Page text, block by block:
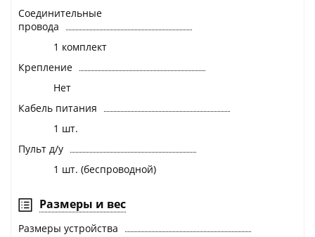
Соединительные
провода
1 комплект
Крепление
Нет
Кабель питания
1 шт.
Пульт д/у
1 шт. (беспроводной)
Размеры и вес
Размеры устройства